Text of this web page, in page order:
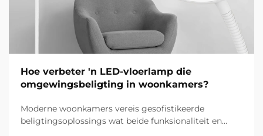
Hoe verbeter 'n LED-vloerlamp die
omgewingsbeligting in woonkamers?
Moderne woonkamers vereis gesofistikeerde
beligtingsoplossings wat beide funksionaliteit en